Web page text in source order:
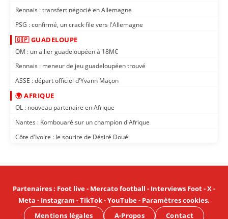
Rennais : transfert négocié en Allemagne
PSG : confirmé, un crack file vers l'Allemagne
🇬🇵 GUADELOUPE
OM : un ailier guadeloupéen à 18M€
Rennais : meneur de jeu guadeloupéen trouvé
ASSE : départ officiel d'Yvann Maçon
🌍 AFRIQUE
OL : nouveau partenaire en Afrique
Nantes : Kombouaré sur un champion d'Afrique
Côte d'Ivoire : le sourire de Désiré Doué
Partenaires: Foot live- Mercato football - Interviews Foot-X-
Meta - Instagram -TikTok-YouTube- Paramètres cookies.
Mentions légales
A-Propos Contact